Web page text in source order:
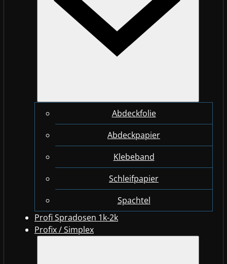
Abdeckfolie
Abdeckpapier
Klebeband
Schleifpapier
Spachtel
Profi Spradosen 1k-2k
Profix / Simplex